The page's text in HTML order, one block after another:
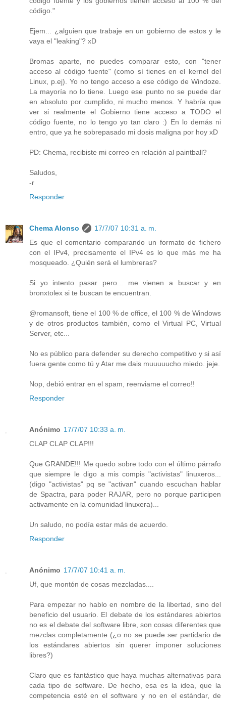
código."
Ejem... ¿alguien que trabaje en un gobierno de estos y le
vaya el "leaking"? xD
Bromas aparte, no puedes comparar esto, con "tener
acceso al código fuente" (como sí tienes en el kernel del
Linux, p.ej). Yo no tengo acceso a ese código de Windoze.
La mayoría no lo tiene. Luego ese punto no se puede dar
en absoluto por cumplido, ni mucho menos. Y habría que
ver si realmente el Gobierno tiene acceso a TODO el
código fuente, no lo tengo yo tan claro :) En lo demás ni
entro, que ya he sobrepasado mi dosis maligna por hoy xD
PD: Chema, recibiste mi correo en relación al paintball?
Saludos,
-r
Responder
Chema Alonso
17/7/07 10:31 a. m.
Es que el comentario comparando un formato de fichero
con el IPv4, precisamente el IPv4 es lo que más me ha
mosqueado. ¿Quién será el lumbreras?
Si yo intento pasar pero... me vienen a buscar y en
bronxtolex si te buscan te encuentran.
@romansoft, tiene el 100 % de office, el 100 % de Windows
y de otros productos también, como el Virtual PC, Virtual
Server, etc...
No es público para defender su derecho competitivo y si así
fuera gente como tú y Atar me dais muuuuucho miedo. jeje.
Nop, debió entrar en el spam, reenviame el correo!!
Responder
Anónimo 17/7/07 10:33 a. m.
CLAP CLAP CLAP!!!
Que GRANDE!!! Me quedo sobre todo con el último párrafo
que siempre le digo a mis compis "activistas" linuxeros...
(digo "activistas" pq se "activan" cuando escuchan hablar
de Spactra, para poder RAJAR, pero no porque participen
activamente en la comunidad linuxera)...
Un saludo, no podía estar más de acuerdo.
Responder
Anónimo 17/7/07 10:41 a. m.
Uf, que montón de cosas mezcladas....
Para empezar no hablo en nombre de la libertad, sino del
beneficio del usuario. El debate de los estándares abiertos
no es el debate del software libre, son cosas diferentes que
mezclas completamente (¿o no se puede ser partidario de
los estándares abiertos sin querer imponer soluciones
libres?)
Claro que es fantástico que haya muchas alternativas para
cada tipo de software. De hecho, esa es la idea, que la
competencia esté en el software y no en el estándar, de